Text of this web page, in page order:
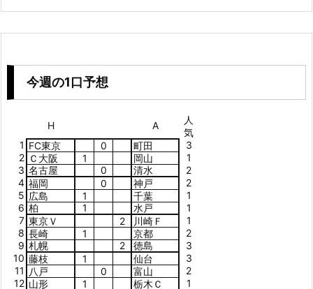
今週の1口予想
H A
人
気
1 FC東京 0 町田
3
2 Ｃ大阪 1 岡山
1
3 名古屋 0 清水
2
4 福岡 0 神戸
2
5 広島 1 千葉
1
6 柏 1 水戸
1
7 東京Ｖ 2 川崎Ｆ
1
8 長崎 1 京都
2
9 札幌 2 徳島
3
10 藤枝 1 仙台
3
11 八戸 0 富山
2
12 山形 1 栃木Ｃ 1